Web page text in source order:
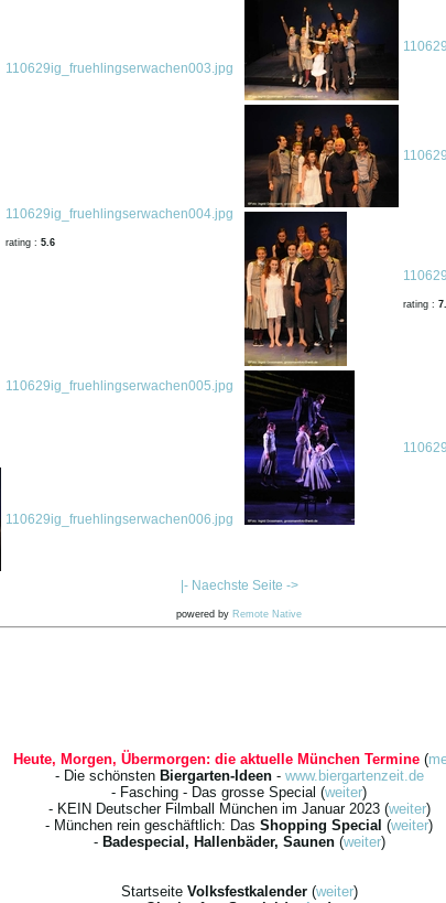
110629ig_fruehlingserwachen003.jpg
110629ig_fruehlingserwachen004.jpg
rating : 5.6
110629ig_fruehlingserwachen005.jpg
110629ig_fruehlingserwachen006.jpg
rating :
|- Naechste Seite ->
powered by Remote Native
Heute, Morgen, Übermorgen: die aktuelle München Termine (
- Die schönsten Biergarten-Ideen- www.biergartenzeit.de
- Fasching - Das grosse Special (weiter)
- KEIN Deutscher Filmball München im Januar 2023 (weiter)
- München rein geschäftlich: Das Shopping Special (weiter)
- Badespecial, Hallenbäder, Saunen(weiter)
Startseite Volksfestkalender(weiter)